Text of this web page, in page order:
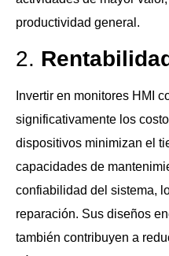
productividad general.
2.
Invertir en monitores HMI
significativamente los
dispositivos minimizan el
capacidades de
confiabilidad del sistema,
reparación. Sus diseños
también contribuyen a